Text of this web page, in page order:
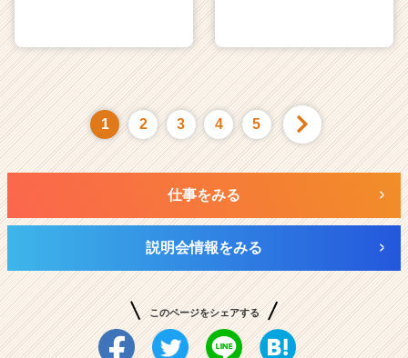
1 2 3 4 5
仕事をみる
説明会情報をみる
このページをシェアする